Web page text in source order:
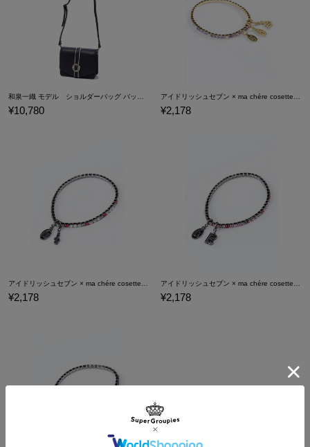
その下には「IDOLiSH7」のロゴが箔押しされています☆
ライトブルーのストライプがさわやかな内面には、
カードなどを収納できるポケットもついています♪
※画像はサンプルです。実際の商品とは一部異なる場合がございま
す。予めご了承ください。 原産国／中国
素材／表地：ポリウレタン 裏地：綿、中紙 ケース：PC チャ
ーム・Dカン：合金 カードケース部分：PVC 留具：磁石
¥10,780 ¥2,178
アイドリッシュセブン × ma chére cosette? 八乙女 楽 モデル ブレスレット アクセサリー
¥2,178
アイドリッシュセブン × ma chére cosette? 九条 天 モデルブレスレット アクセサリー
¥2,178